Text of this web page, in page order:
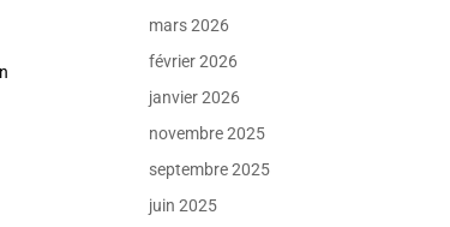
mars 2026
février 2026
janvier 2026
novembre 2025
septembre 2025
juin 2025